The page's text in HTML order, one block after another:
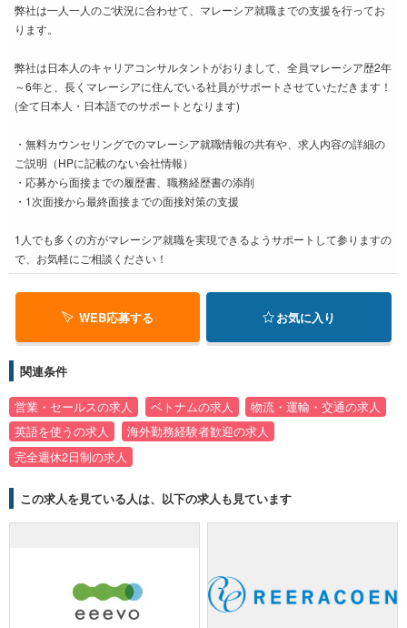
弊社は一人一人のご状況に合わせて、マレーシア就職までの支援を行ってお
ります。
弊社は日本人のキャリアコンサルタントがおりまして、全員マレーシア歴2年
～6年と、長くマレーシアに住んでいる社員がサポートさせていただきます！
(全て日本人・日本語でのサポートとなります)
・無料カウンセリングでのマレーシア就職情報の共有や、求人内容の詳細の
ご説明（HPに記載のない会社情報）
・応募から面接までの履歴書、職務経歴書の添削
・1次面接から最終面接までの面接対策の支援
1人でも多くの方がマレーシア就職を実現できるようサポートして参りますの
で、お気軽にご相談ください！
WEB応募する お気に入り
関連条件
営業・セールスの求人 ベトナムの求人
物流・運輸・交通の求人
英語を使うの求人
海外勤務経験者歓迎の求人
完全週休2日制の求人
この求人を見ている人は、以下の求人も見ています